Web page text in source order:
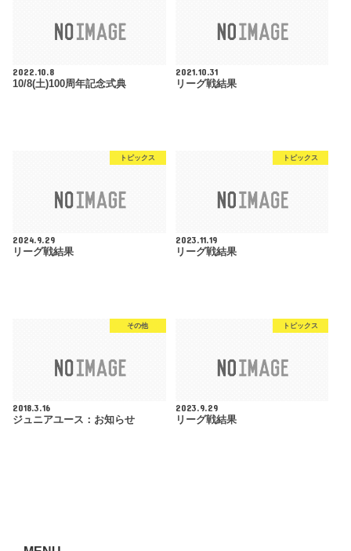
2022.10.8
10/8(土)100周年記念式典
2021.10.31
リーグ戦結果
トピックス
2024.9.29
リーグ戦結果
トピックス
2023.11.19
リーグ戦結果
その他
2018.3.16
ジュニアユース：お知らせ
トピックス
2023.9.29
リーグ戦結果